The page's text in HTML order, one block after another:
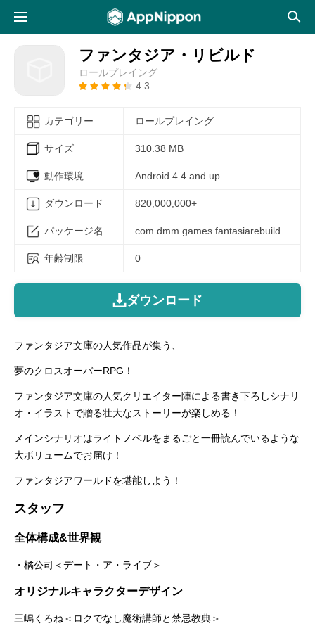
ファンタジア・リビルド
ロールプレイング
4.3
カテゴリー ロールプレイング
サイズ 310.38 MB
動作環境 Android 4.4 and up
ダウンロード 820,000,000+
パッケージ名 com.dmm.games.fantasiarebuild
年齢制限 0
ダウンロード
ファンタジア文庫の人気作品が集う、
夢のクロスオーバーRPG！
ファンタジア文庫の人気クリエイター陣による書き下ろしシナリ
オ・イラストで贈る壮大なストーリーが楽しめる！
メインシナリオはライトノベルをまるごと一冊読んでいるような
大ボリュームでお届け！
ファンタジアワールドを堪能しよう！
スタッフ
全体構成&世界観
・橘公司＜デート・ア・ライブ＞
オリジナルキャラクターデザイン
三嶋くろね＜ロクでなし魔術講師と禁忌教典＞